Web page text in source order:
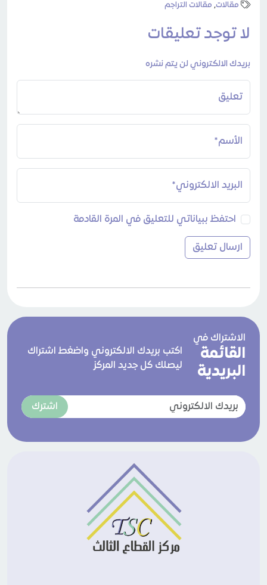
مقالات, مقالات التراجم
لا توجد تعليقات
بريدك الالكتروني لن يتم نشره
تعليق
الأسم*
البريد الالكتروني*
احتفظ ببياناتي للتعليق في المرة القادمة
الاشتراك في
القائمة
البريدية
اكتب بريدك الالكتروني واضغط اشتراك
ليصلك كل جديد المركز
اشترك